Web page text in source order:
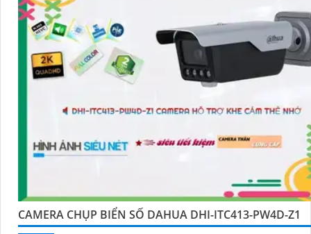
CAMERA CHỤP BIỂN SỐ DAHUA DHI-ITC413-PW4D-Z1